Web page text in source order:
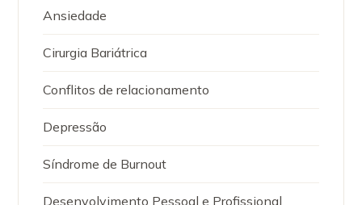
Ansiedade
Cirurgia Bariátrica
Conflitos de relacionamento
Depressão
Síndrome de Burnout
Desenvolvimento Pessoal e Profissional